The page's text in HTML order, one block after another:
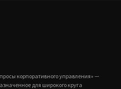
корпоративного управления» —
для широкого круга